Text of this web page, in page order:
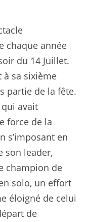
chaque année
du 14 Juillet.
à sa sixième
partie de la fête.
qui avait
force de la
s’imposant en
son leader,
champion de
solo, un effort
éloigné de celui
de